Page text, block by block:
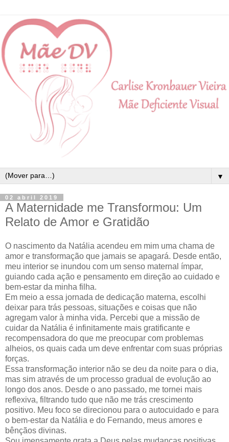
▼
02 abril 2019
A Maternidade me Transformou: Um
Relato de Amor e Gratidão
O nascimento da Natália acendeu em mim uma chama de
amor e transformação que jamais se apagará. Desde então,
meu interior se inundou com um senso maternal ímpar,
guiando cada ação e pensamento em direção ao cuidado e
bem-estar da minha filha.
Em meio a essa jornada de dedicação materna, escolhi
deixar para trás pessoas, situações e coisas que não
agregam valor à minha vida. Percebi que a missão de
cuidar da Natália é infinitamente mais gratificante e
recompensadora do que me preocupar com problemas
alheios, os quais cada um deve enfrentar com suas próprias
forças.
Essa transformação interior não se deu da noite para o dia,
mas sim através de um processo gradual de evolução ao
longo dos anos. Desde o ano passado, me tornei mais
reflexiva, filtrando tudo que não me trás crescimento
positivo. Meu foco se direcionou para o autocuidado e para
o bem-estar da Natália e do Fernando, meus amores e
bênçãos divinas.